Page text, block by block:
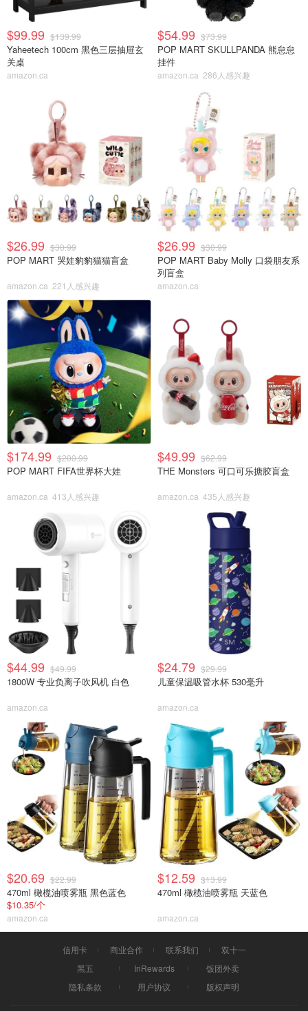
$99.99 $139.99
Yaheetech 100cm 黑色三层抽屉玄
关桌
amazon.ca
$54.99 $73.99
POP MART SKULLPANDA 熊怠怠
挂件
amazon.ca 286人感兴趣
$26.99 $30.99
POP MART 哭娃豹豹猫猫盲盒
amazon.ca 221人感兴趣
$26.99 $30.99
POP MART Baby Molly 口袋朋友系
列盲盒
amazon.ca
$174.99 $200.99
POP MART FIFA世界杯大娃
amazon.ca 413人感兴趣
$49.99 $62.99
THE Monsters 可口可乐搪胶盲盒
amazon.ca 435人感兴趣
$44.99 $49.99
1800W 专业负离子吹风机 白色
amazon.ca
$24.79 $29.99
儿童保温吸管水杯 530毫升
amazon.ca
$20.69 $22.99
470ml 橄榄油喷雾瓶 黑色蓝色
$10.35/个
amazon.ca
$12.59 $13.99
470ml 橄榄油喷雾瓶 天蓝色
amazon.ca
信用卡 商业合作 联系我们
双十一
黑五
InRewards
饭团外卖
隐私条款
用户协议 版权声明